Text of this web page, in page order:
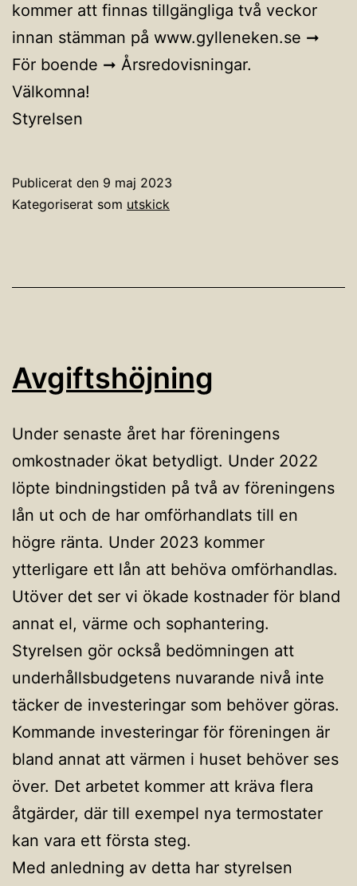
kommer att finnas tillgängliga två veckor
innan stämman på www.gylleneken.se ➞
För boende ➞ Årsredovisningar.
Välkomna!
Styrelsen
Publicerat den 9 maj 2023
Kategoriserat som utskick
Avgiftshöjning
Under senaste året har föreningens
omkostnader ökat betydligt. Under 2022
löpte bindningstiden på två av föreningens
lån ut och de har omförhandlats till en
högre ränta. Under 2023 kommer
ytterligare ett lån att behöva omförhandlas.
Utöver det ser vi ökade kostnader för bland
annat el, värme och sophantering.
Styrelsen gör också bedömningen att
underhållsbudgetens nuvarande nivå inte
täcker de investeringar som behöver göras.
Kommande investeringar för föreningen är
bland annat att värmen i huset behöver ses
över. Det arbetet kommer att kräva flera
åtgärder, där till exempel nya termostater
kan vara ett första steg.
Med anledning av detta har styrelsen